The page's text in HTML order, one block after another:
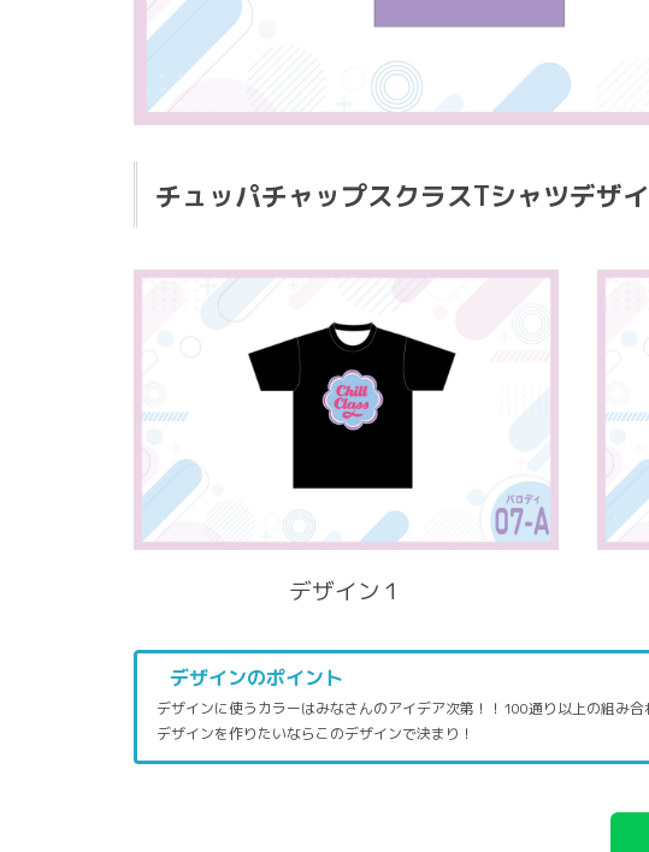
チュッパチャップスクラスTシャツデザ
デザイン１
デザインのポイント
デザインに使うカラーはみなさんのアイデア次第！！100通り以上の組み
デザインを作りたいならこのデザインで決まり！